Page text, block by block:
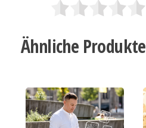
Ähnliche Produkte